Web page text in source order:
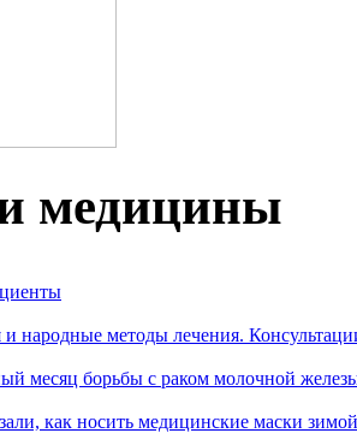
медицины
и народные методы лечения.
месяц борьбы с раком молочной
как носить медицинские маски зимой